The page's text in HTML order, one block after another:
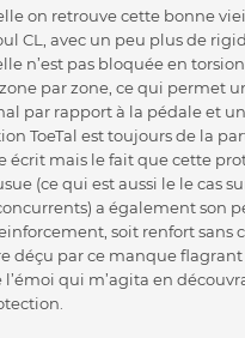
on retrouve cette bonne
CL, avec un peu plus de
n’est pas bloquée en
par zone, ce qui permet
par rapport à la pédale et
ToeTal est toujours de la
écrit mais le fait que cette
(ce qui est aussi le le cas
a également son
soit renfort sans
déçu par ce manque
l’émoi qui m’agita en